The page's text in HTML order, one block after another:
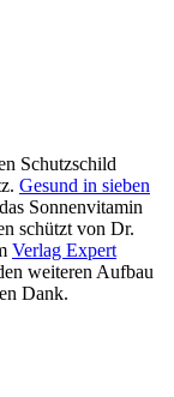
Schutzschild
Gesund in sieben
Sonnenvitamin
schützt von Dr.
Verlag Expert
weiteren Aufbau
Dank.